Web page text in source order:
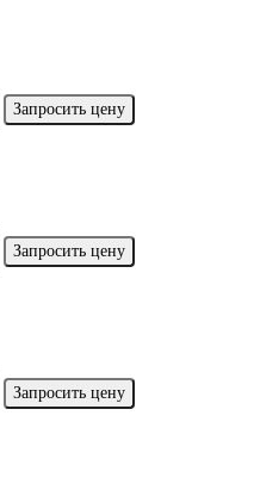
Запросить цену
Запросить цену
Запросить цену